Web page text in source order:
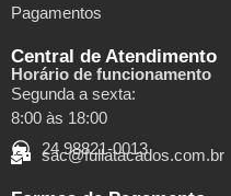
Pagamentos
Central de Atendimento
Horário de funcionamento
Segunda a sexta:
8:00 às 18:00
24 98821-0013
sac@fullatacados.com.br